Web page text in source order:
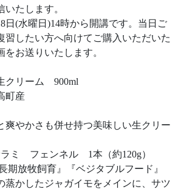
たします。
日(水曜日)14時から開講です。当日ご
習したい方へ向けてご購入いただいた
お送りいたします。
リーム 900ml
町産
爽やかさも併せ持つ美味しい生クリー
ミ フェンネル 1本（約120g）
期放牧飼育』『ベジタブルフード』
蒸かしたジャガイモをメインに、サツ